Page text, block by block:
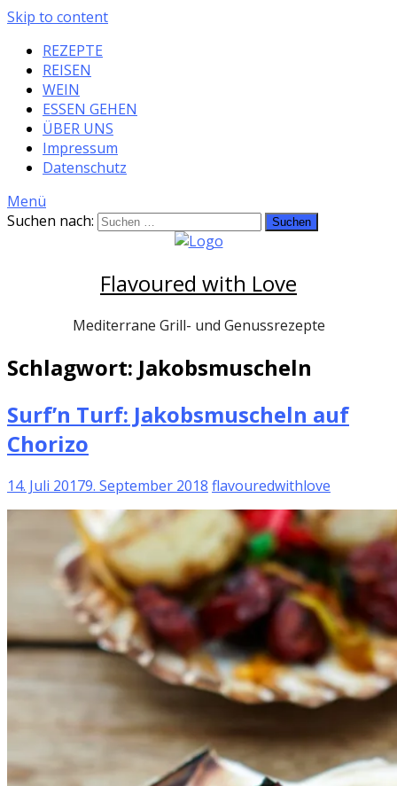
Skip to content
REZEPTE
REISEN
WEIN
ESSEN GEHEN
ÜBER UNS
Impressum
Datenschutz
Menü
Suchen nach:
Flavoured with Love
Mediterrane Grill- und Genussrezepte
Schlagwort: Jakobsmuscheln
Surf’n Turf: Jakobsmuscheln auf
Chorizo
14. Juli 20179. September 2018 flavouredwithlove